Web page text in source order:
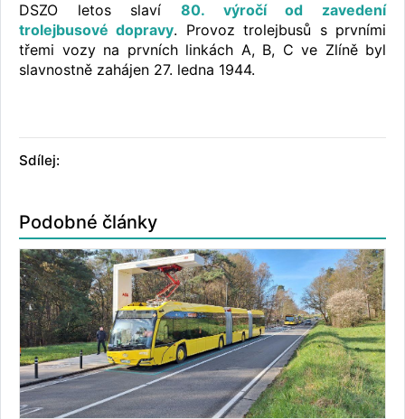
DSZO letos slaví 80. výročí od zavedení
trolejbusové dopravy. Provoz trolejbusů s prvními
třemi vozy na prvních linkách A, B, C ve Zlíně byl
slavnostně zahájen 27. ledna 1944.
Sdílej:
Podobné články